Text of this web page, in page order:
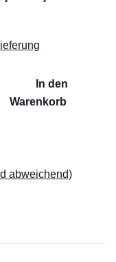
In den
Warenkorb
abweichend)